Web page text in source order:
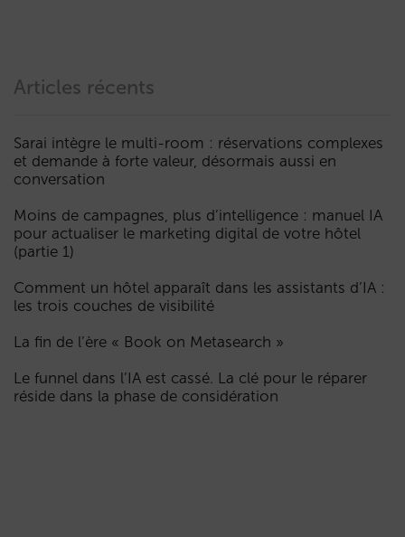
Articles récents
Sarai intègre le multi-room : réservations complexes
et demande à forte valeur, désormais aussi en
conversation
Moins de campagnes, plus d’intelligence : manuel IA
pour actualiser le marketing digital de votre hôtel
(partie 1)
Comment un hôtel apparaît dans les assistants d’IA :
les trois couches de visibilité
La fin de l’ère « Book on Metasearch »
Le funnel dans l’IA est cassé. La clé pour le réparer
réside dans la phase de considération